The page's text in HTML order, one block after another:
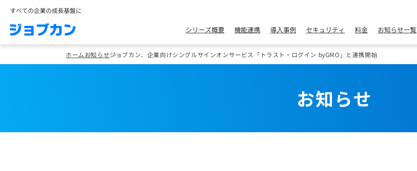
すべての企業の成長基盤に
シリーズ概要 機能連携 導入事例 セキュリティ 料金 お知らせ一覧
ホームお知らせジョブカン、企業向けシングルサインオンサービス「トラスト・ログイン byGMO」と連携開始
お知らせ